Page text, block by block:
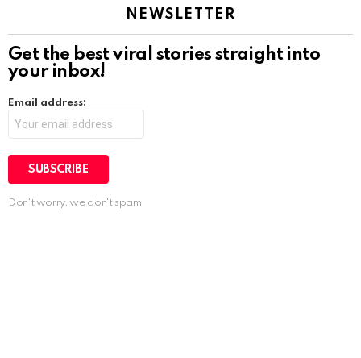
NEWSLETTER
Get the best viral stories straight into
your inbox!
Email address:
Don't worry, we don't spam